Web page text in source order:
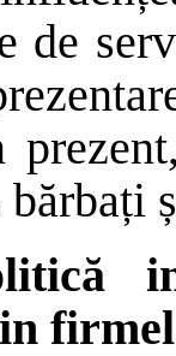
de
bărbați